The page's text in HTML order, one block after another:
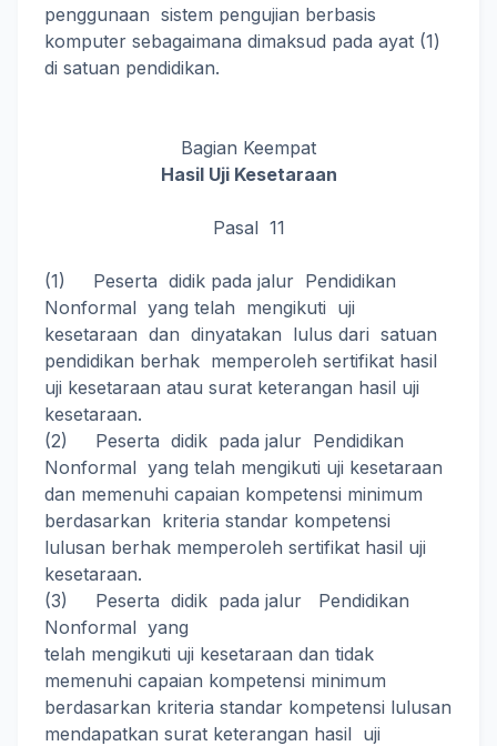
penggunaan sistem pengujian berbasis
komputer sebagaimana dimaksud pada ayat (1)
di satuan pendidikan.
Bagian Keempat
Hasil Uji Kesetaraan
Pasal 11
(1) Peserta didik pada jalur Pendidikan
Nonformal yang telah mengikuti uji
kesetaraan dan dinyatakan lulus dari satuan
pendidikan berhak memperoleh sertifikat hasil
uji kesetaraan atau surat keterangan hasil uji
kesetaraan.
(2) Peserta didik pada jalur Pendidikan
Nonformal yang telah mengikuti uji kesetaraan
dan memenuhi capaian kompetensi minimum
berdasarkan kriteria standar kompetensi
lulusan berhak memperoleh sertifikat hasil uji
kesetaraan.
(3) Peserta didik pada jalur Pendidikan
Nonformal yang
telah mengikuti uji kesetaraan dan tidak
memenuhi capaian kompetensi minimum
berdasarkan kriteria standar kompetensi lulusan
mendapatkan surat keterangan hasil uji